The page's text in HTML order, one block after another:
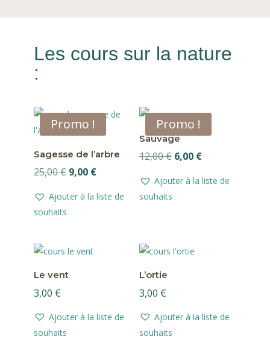
Les cours sur la nature
:
Promo !
Sagesse de l’arbre
25,00€ Le
initial
9,00 €Le
actuel
Ajouter à la liste de
souhaits
Promo !
Sauvage
12,00€ Le
initial
6,00 €Le
actuel
Ajouter à la liste de
souhaits
Le vent
3,00 €
Ajouter à la liste de
souhaits
L’ortie
3,00 €
Ajouter à la liste de
souhaits